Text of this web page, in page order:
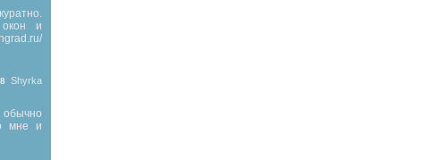
окон и
Shyrka
мне и